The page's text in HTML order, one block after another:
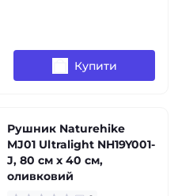
Купити
Рушник Naturehike
MJ01 Ultralight NH19Y001-
J, 80 см х 40 см,
оливковий